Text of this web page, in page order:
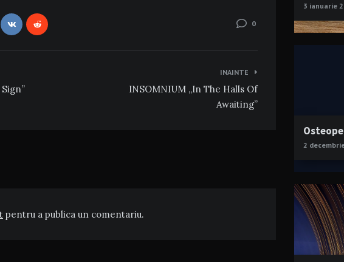
0
INAINTE
INSOMNIUM „In The Halls Of
Awaiting”
pentru a publica un comentariu.
3 ianuarie
2